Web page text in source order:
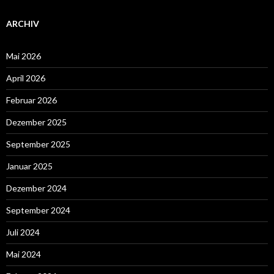
ARCHIV
Mai 2026
April 2026
Februar 2026
Dezember 2025
September 2025
Januar 2025
Dezember 2024
September 2024
Juli 2024
Mai 2024